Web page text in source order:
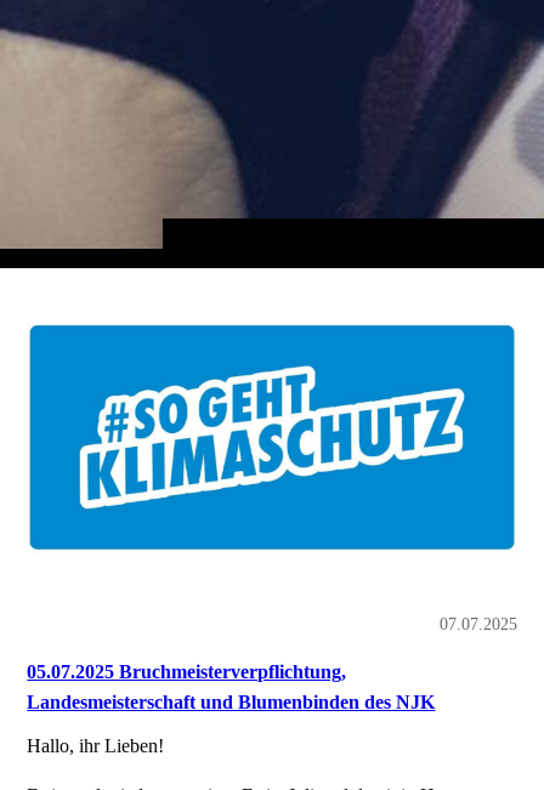
07.07.2025
05.07.2025 Bruchmeisterverpflichtung,
Landesmeisterschaft und Blumenbinden des NJK
Hallo, ihr Lieben!